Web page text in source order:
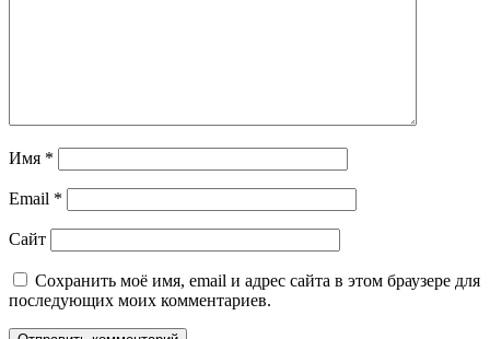
Имя *
Email *
Сайт
Сохранить моё имя, email и адрес сайта в этом браузере для
последующих моих комментариев.